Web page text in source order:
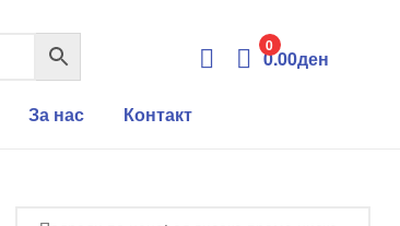
0
0.00ден
За нас Контакт